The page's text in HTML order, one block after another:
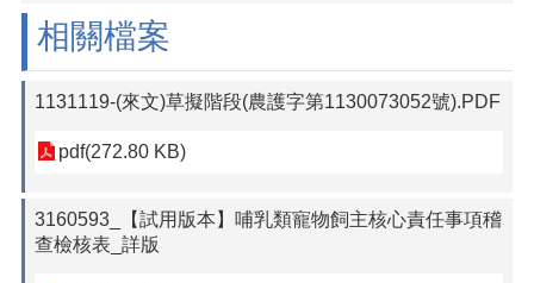
相關檔案
1131119-(來文)草擬階段(農護字第1130073052號).PDF
pdf(272.80 KB)
3160593_【試用版本】哺乳類寵物飼主核心責任事項稽
查檢核表_詳版